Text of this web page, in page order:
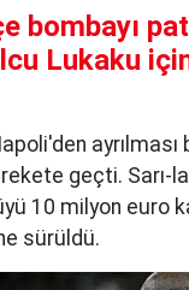
bombayı
Lukaku
geçti. Sarı-
10 milyon euro
sürüldü.